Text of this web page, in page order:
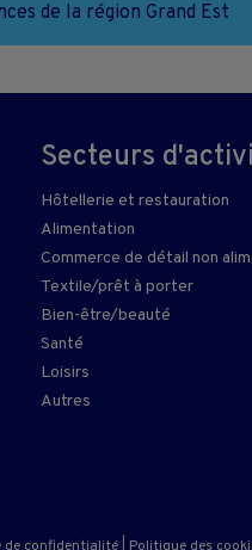
de la région Grand Est
Secteurs
Hôtellerie et restauration
Alimentation
Commerce de détail non
Textile/prêt à porter
Bien-être/beauté
Santé
Loisirs
Autres